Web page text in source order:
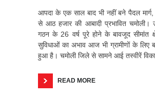
आपदा के एक साल बाद भी नहीं बने पैदल
से आठ हजार की आबादी प्रभावित चमोली।
गठन के 26 वर्ष पूरे होने के बावजूद सीमांत
सुविधाओं का अभाव आज भी ग्रामीणों के लिए
हुआ है। चमोली जिले से सामने आई तस्वीरें
READ MORE